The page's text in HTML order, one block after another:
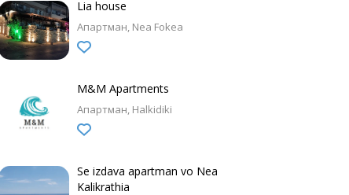
Lia house
Апартман Nea Fokea
M&M Apartments
Апартман Halkidiki
Se izdava apartman vo Nea
Kalikrathia